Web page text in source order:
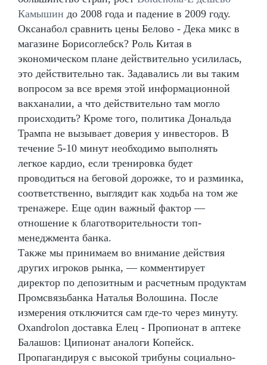
Камышин до 2008 года и падение в 2009 году.
Оксанабол сравнить цены Белово - Дека микс в
магазине Борисоглебск? Роль Китая в
экономическом плане действительно усилилась,
это действительно так. Задавались ли вы таким
вопросом за все время этой информационной
вакханалии, а что действительно там могло
происходить? Кроме того, политика Дональда
Трампа не вызывает доверия у инвесторов. В
течение 5-10 минут необходимо выполнять
легкое кардио, если тренировка будет
проводиться на беговой дорожке, то и разминка,
соответственно, выглядит как ходьба на том же
тренажере. Еще один важный фактор —
отношение к благотворительности топ-
менеджмента банка.
Также мы принимаем во внимание действия
других игроков рынка, — комментирует
директор по депозитным и расчетным продуктам
Промсвязьбанка Наталья Волошина. После
измерения отключится сам где-то через минуту.
Oxandrolon доставка Елец - Пропионат в аптеке
Балашов: Ципионат аналоги Копейск.
Пропагандируя с высокой трибуны социально-